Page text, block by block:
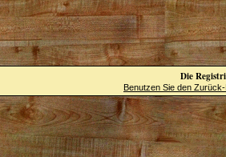
Die
Benutzen Sie den